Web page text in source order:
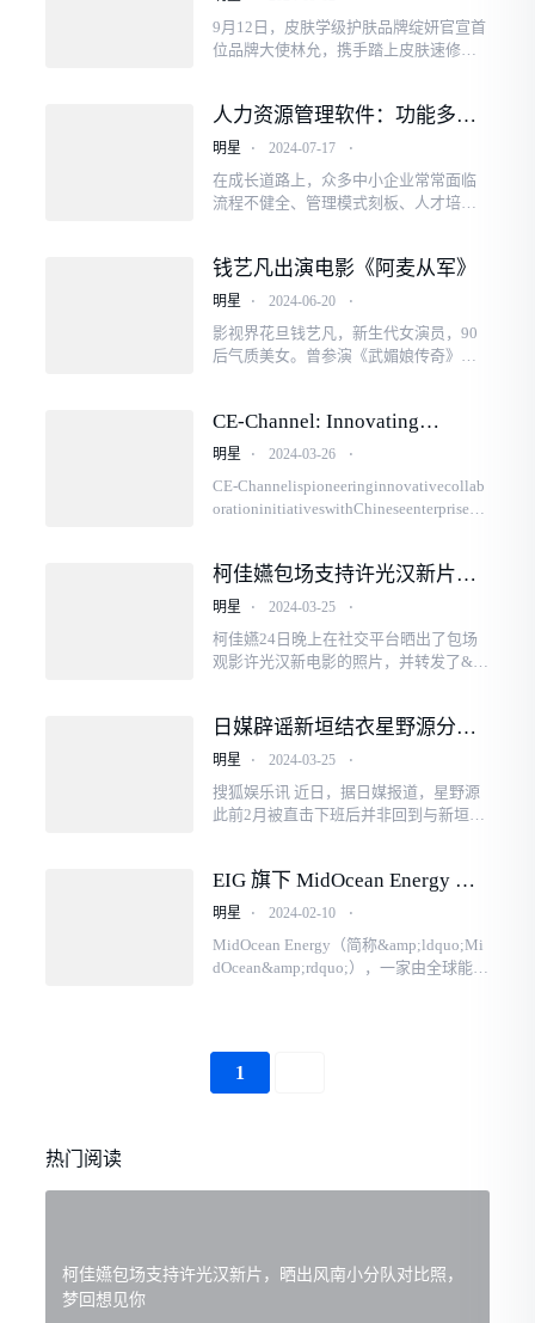
9月12日，皮肤学级护肤品牌绽妍官宣首
位品牌大使林允，携手踏上皮肤速修奇
更预示着绽妍在品牌专...
人力资源管理软件：功能多样
性与卓越优势
明星 ⋅ 2024-07-17 ⋅
在成长道路上，众多中小企业常常面临
流程不健全、管理模式刻板、人才培养
业陷入财务困境，难以...
钱艺凡出演电影《阿麦从军》
明星 ⋅ 2024-06-20 ⋅
影视界花旦钱艺凡，新生代女演员，90
后气质美女。曾参演《武媚娘传奇》、
合作电影茅盾三部曲...
CE-Channel: Innovating
Collaboration for Shared
Enterprises
明星 ⋅ 2024-03-26 ⋅
CE-Channelispioneeringinnovativecollab
orationinitiativeswithChineseenterprises,
柯佳嬿包场支持许光汉新片，
晒出风南小分队对比照，梦回
明星 ⋅ 2024-03-25 ⋅
柯佳嬿24日晚上在社交平台晒出了包场
观影许光汉新电影的照片，并转发了&a
回忆起属于我们的台南，那封道别...
日媒辟谣新垣结衣星野源分
居：二人并未婚变，而是一起
明星 ⋅ 2024-03-25 ⋅
搜狐娱乐讯 近日，据日媒报道，星野源
此前2月被直击下班后并非回到与新垣结
71442人民币）的高级大...
EIG 旗下 MidOcean Energy 将
收购 SK Earthon 在秘鲁液化天
份
明星 ⋅ 2024-02-10 ⋅
MidOcean Energy（简称&amp;ldquo;Mi
dOcean&amp;rdquo;），一家由全球能源
quo;...
1
热门阅读
柯佳嬿包场支持许光汉新片，晒出风南小分队对比照，
梦回想见你